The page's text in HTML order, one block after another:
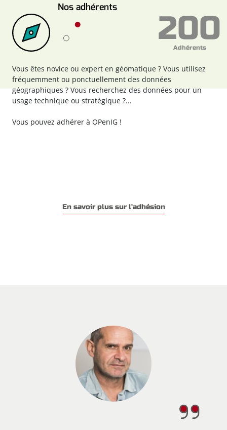
Nos adhérents
Vous êtes novice ou expert en géomatique ? Vous utilisez
fréquemment ou ponctuellement des données
géographiques ? Vous recherchez des données pour un
usage technique ou stratégique ?...
Vous pouvez adhérer à OPenIG !
200
Adhérents
En savoir plus sur l'adhésion